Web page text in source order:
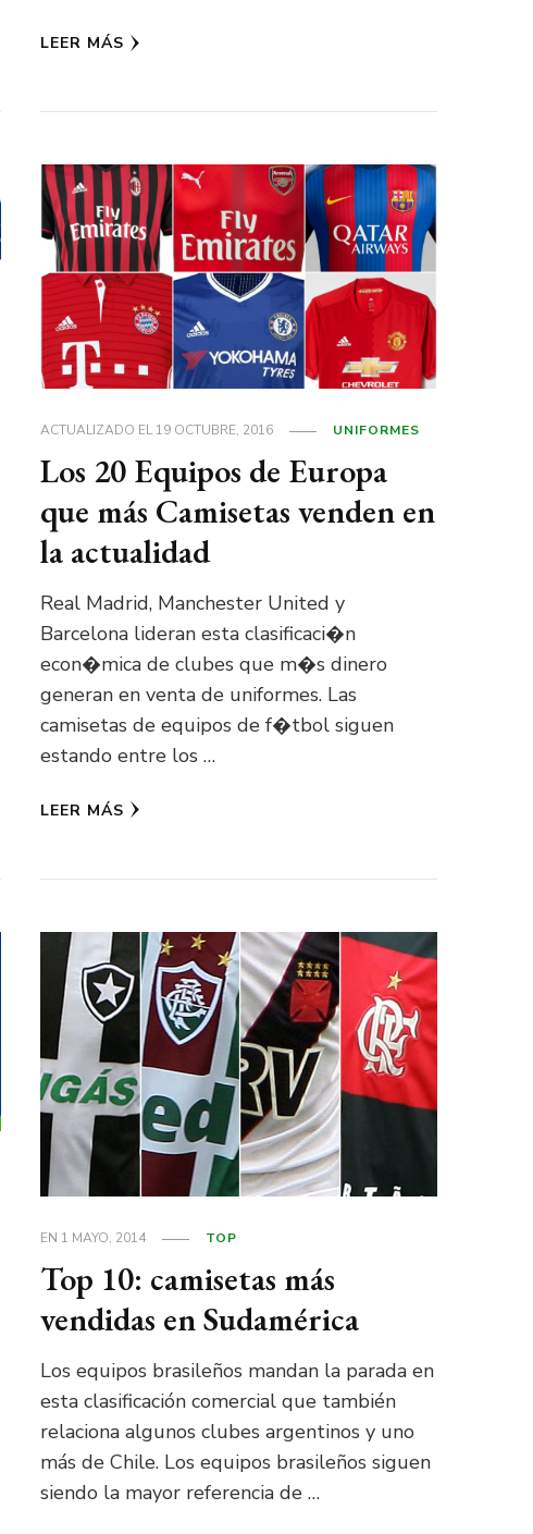
LEER MÁS
ACTUALIZADO EL19 OCTUBRE, 2016 UNIFORMES
Los 20 Equipos de Europa
que más Camisetas venden en
la actualidad
Real Madrid, Manchester United y
Barcelona lideran esta clasificaci�n
econ�mica de clubes que m�s dinero
generan en venta de uniformes. Las
camisetas de equipos de f�tbol siguen
estando entre los …
LEER MÁS
EN 1 MAYO, 2014 TOP
Top 10: camisetas más
vendidas en Sudamérica
Los equipos brasileños mandan la parada en
esta clasificación comercial que también
relaciona algunos clubes argentinos y uno
más de Chile. Los equipos brasileños siguen
siendo la mayor referencia de …